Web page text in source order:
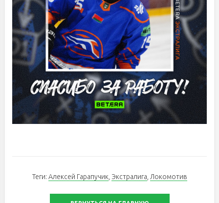
Теги: Алексей Гарапучик Экстралига Локомотив